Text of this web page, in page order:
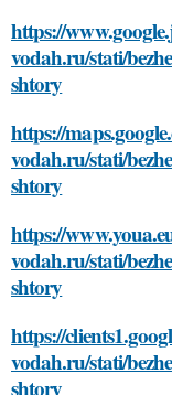
https://
vodah.ru/stati/
shtory
https://
vodah.ru/stati/
shtory
https://
vodah.ru/stati/
shtory
https://
vodah.ru/stati/
shtory